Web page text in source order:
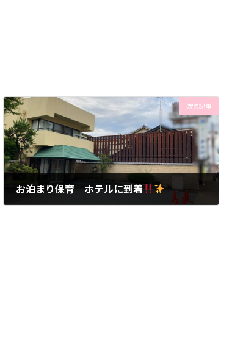
次の記事
お泊まり保育 ホテルに到着